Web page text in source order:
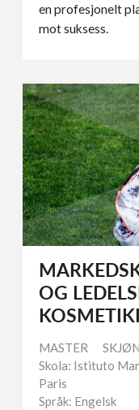
en profesjonelt
mot suksess.
OG
MASTER
Skola: Istituto
Paris
Språk: Engelsk